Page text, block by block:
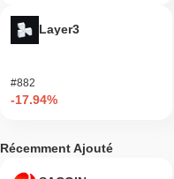
Layer3
#882
-17.94%
Récemment Ajouté